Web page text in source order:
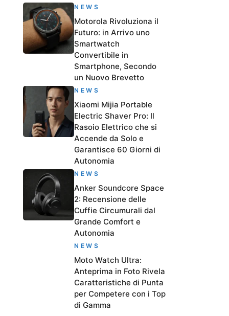
NEWS
Motorola Rivoluziona il
Futuro: in Arrivo uno
Smartwatch
Convertibile in
Smartphone, Secondo
un Nuovo Brevetto
NEWS
Xiaomi Mijia Portable
Electric Shaver Pro: Il
Rasoio Elettrico che si
Accende da Solo e
Garantisce 60 Giorni di
Autonomia
NEWS
Anker Soundcore Space
2: Recensione delle
Cuffie Circumurali dal
Grande Comfort e
Autonomia
NEWS
Moto Watch Ultra:
Anteprima in Foto Rivela
Caratteristiche di Punta
per Competere con i Top
di Gamma